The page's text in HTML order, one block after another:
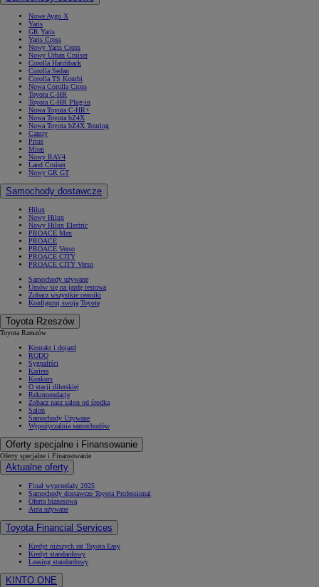
Nowe Aygo X
Yaris
GR Yaris
Yaris Cross
Nowy Yaris Cross
Nowy Urban Cruiser
Corolla Hatchback
Corolla Sedan
Corolla TS Kombi
Nowa Corolla Cross
Toyota C-HR
Toyota C-HR Plug-in
Nowa Toyota C-HR+
Nowa Toyota bZ4X
Nowa Toyota bZ4X Touring
Camry
Prius
Mirai
Nowy RAV4
Land Cruiser
Nowy GR GT
Samochody dostawcze
Hilux
Nowy Hilux
Nowy Hilux Electric
PROACE Max
PROACE
PROACE Verso
PROACE CITY
PROACE CITY Verso
Samochody używane
Umów się na jazdę testową
Zobacz wszystkie cenniki
Konfiguruj swoją Toyotę
Toyota Rzeszów
Toyota Rzeszów
Kontakt i dojazd
RODO
Sygnaliści
Kariera
Konkurs
O stacji dilerskiej
Rekomendacje
Zobacz nasz salon od środka
Salon
Samochody Używane
Wypożyczalnia samochodów
Oferty specjalne i Finansowanie
Oferty specjalne i Finansowanie
Aktualne oferty
Finał wyprzedaży 2025
Samochody dostawcze Toyota Professional
Oferta biznesowa
Auta używane
Toyota Financial Services
Kredyt niższych rat Toyota Easy
Kredyt standardowy
Leasing standardowy
KINTO ONE